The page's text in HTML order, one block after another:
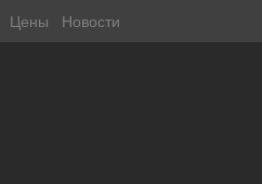
Цены Новости